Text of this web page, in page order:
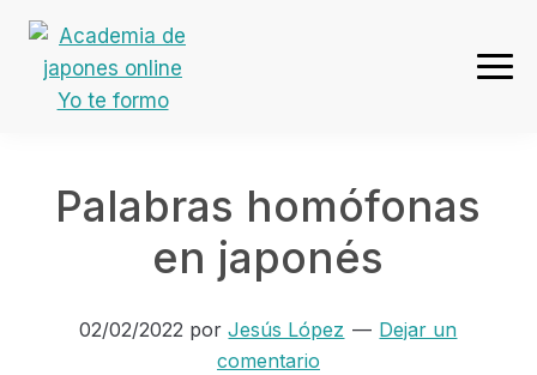
navegación
principal
contenido
principal
Academia
online
formo
Palabras homófonas
en japonés
02/02/2022 porJesús López
Dejar un
comentario